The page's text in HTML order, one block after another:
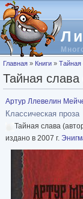
Перейти к основному
Вы здесь
Главная » Книги » Тайная
Тайная слава
Артур Ллевелин
Классическая проза
Тайная слава
издано в 2007 г.